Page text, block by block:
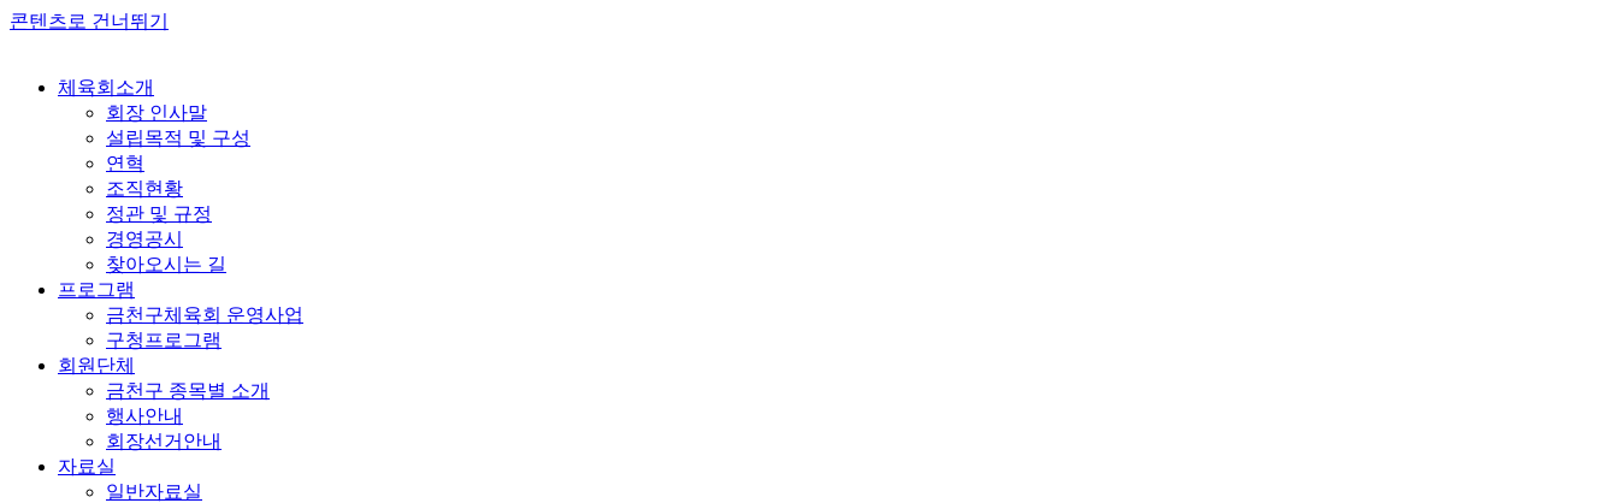
콘텐츠로 건너뛰기
체육회소개
회장 인사말
설립목적 및 구성
연혁
조직현황
정관 및 규정
경영공시
찾아오시는 길
프로그램
금천구체육회 운영사업
구청프로그램
회원단체
금천구 종목별 소개
행사안내
회장선거안내
자료실
일반자료실